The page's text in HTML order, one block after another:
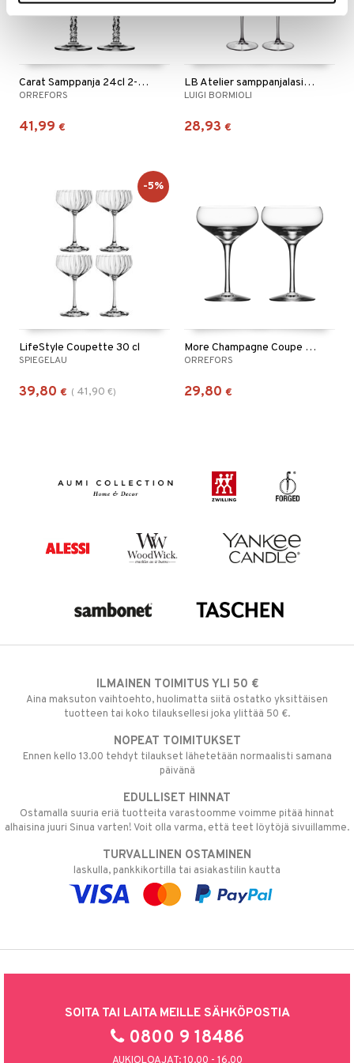
Carat Samppanja 24cl 2-pack
ORREFORS
41,99 €
LB Atelier samppanjalasit Prosecco 2-pack
LUIGI BORMIOLI
28,93 €
LifeStyle Coupette 30 cl
SPIEGELAU
39,80 € ( 41,90 €)
-5%
More Champagne Coupe 2-pack
ORREFORS
29,80 €
ILMAINEN TOIMITUS YLI 50 €
Aina maksuton vaihtoehto, huolimatta siitä ostatko yksittäisen
tuotteen tai koko tilauksellesi joka ylittää 50 €.
NOPEAT TOIMITUKSET
Ennen kello 13.00 tehdyt tilaukset lähetetään normaalisti samana
päivänä
EDULLISET HINNAT
Ostamalla suuria eriä tuotteita varastoomme voimme pitää hinnat
alhaisina juuri Sinua varten! Voit olla varma, että teet löytöjä sivuillamme.
TURVALLINEN OSTAMINEN
laskulla, pankkikortilla tai asiakastilin kautta
SOITA TAI LAITA MEILLE SÄHKÖPOSTIA
0800 9 18486